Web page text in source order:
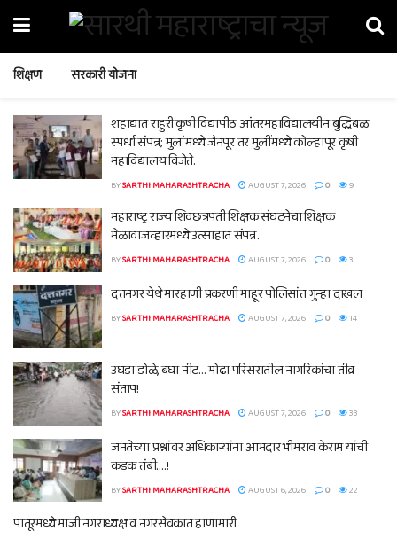
शिक्षण सरकारी योजना
शहाद्यात राहुरी कृषी विद्यापीठ आंतरमहाविद्यालयीन बुद्धिबळ
स्पर्धा संपन्न; मुलांमध्ये जैनपूर तर मुलींमध्ये कोल्हापूर कृषी
महाविद्यालय विजेते.
BYSARTHI MAHARASHTRACHA AUGUST 7, 2026 0 9
महाराष्ट्र राज्य शिवछत्रपती शिक्षक संघटनेचा शिक्षक
मेळावाजव्हारमध्ये उत्साहात संपन्न.
BYSARTHI MAHARASHTRACHA AUGUST 7, 2026 0 3
दत्तनगर येथे मारहाणी प्रकरणी माहूर पोलिसांत गुन्हा दाखल
BYSARTHI MAHARASHTRACHA AUGUST 7, 2026 0 14
उघडा डोळे, बघा नीट… मोढा परिसरातील नागरिकांचा तीव्र
संताप!
BYSARTHI MAHARASHTRACHA AUGUST 7, 2026 0 33
जनतेच्या प्रश्नांवर अधिकाऱ्यांना आमदार भीमराव केराम यांची
कडक तंबी….!
BYSARTHI MAHARASHTRACHA AUGUST 6, 2026 0 22
पातूरमध्ये माजी नगराध्यक्ष व नगरसेवकात हाणामारी